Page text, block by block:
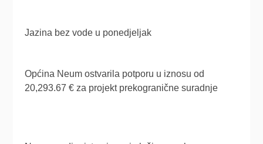
Jazina bez vode u ponedjeljak
Općina Neum ostvarila potporu u iznosu od
20,293.67 € za projekt prekogranične suradnje